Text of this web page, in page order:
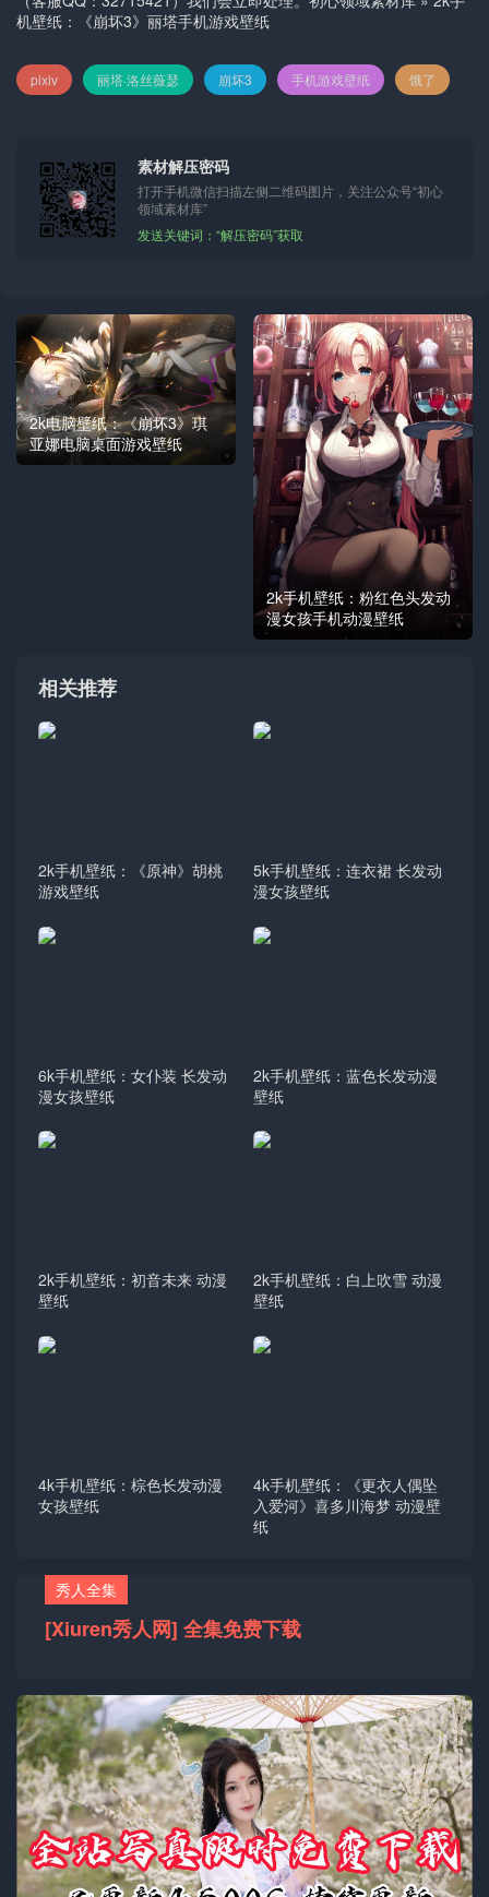
机壁纸：《崩坏3》丽塔手机游戏壁纸
pixiv 丽塔·洛丝薇瑟 崩坏3 手机游戏壁纸 饿了
素材解压密码
打开手机微信扫描左侧二维码图片，关注公众号“初心
领域素材库”
发送关键词：“解压密码”获取
2k电脑壁纸：《崩坏3》琪
亚娜电脑桌面游戏壁纸
2k手机壁纸：粉红色头发动
漫女孩手机动漫壁纸
相关推荐
2k手机壁纸：《原神》胡桃
游戏壁纸
5k手机壁纸：连衣裙 长发动
漫女孩壁纸
6k手机壁纸：女仆装 长发动
漫女孩壁纸
2k手机壁纸：蓝色长发动漫
壁纸
2k手机壁纸：初音未来 动漫
壁纸
2k手机壁纸：白上吹雪 动漫
壁纸
4k手机壁纸：棕色长发动漫
女孩壁纸
4k手机壁纸：《更衣人偶坠
入爱河》喜多川海梦 动漫壁
纸
秀人全集
[Xiuren秀人网] 全集免费下载